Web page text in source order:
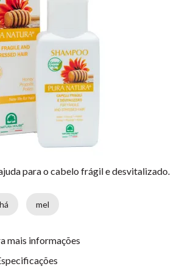
para o cabelo frágil e desvitalizado.
mel
mais informações